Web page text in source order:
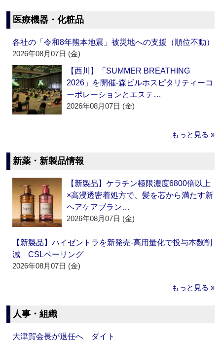
医療機器・化粧品
各社の「令和8年熊本地震」被災地への支援（順位不動）
2026年08月07日 (金)
【西川】「SUMMER BREATHING
2026」を開催‐森ビルホスピタリティーコ
ーポレーションとエステ…
2026年08月07日 (金)
もっと見る »
新薬・新製品情報
【新製品】ケラチン極限濃度6800倍以上
×高浸透密着処方で、髪を芯から満たす新
ヘアケアブラン…
2026年08月07日 (金)
【新製品】ハイゼントラを新発売‐高用量化で投与本数削
減 CSLベーリング
2026年08月07日 (金)
もっと見る »
人事・組織
大津賀会長が退任へ ダイト